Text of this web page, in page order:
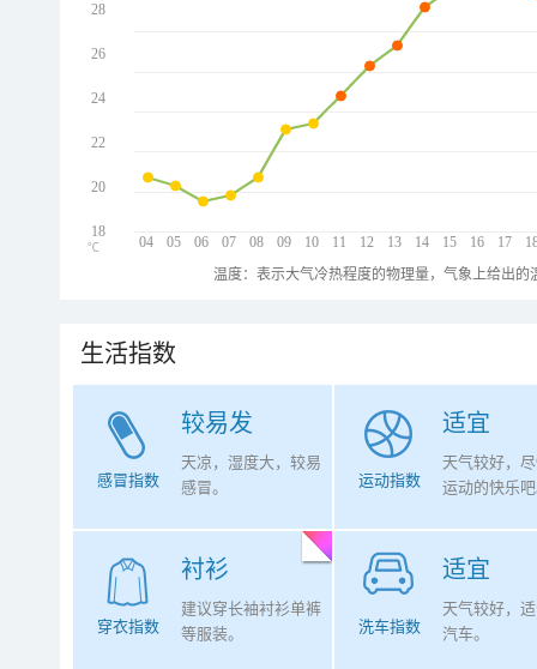
04 05 06 07 08 09 10 11 12 13 14 15 16 17
28
26
24
22
20
18
℃
温度：表示大气冷热程度的物理量，气象上给出
生活指数
较易发
感冒指数
天凉，湿度大，较易
感冒。
适宜
运动指数
天气较好，
运动的快乐
衬衫
穿衣指数
建议穿长袖衬衫单裤
等服装。
适宜
洗车指数
天气较好，
汽车。